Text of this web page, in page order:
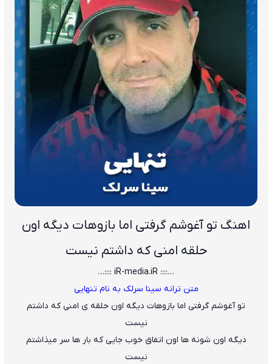
اهنگ تو آغوشم گرفتی اما بازوهات دیگه اون
حلقه امنی که داشتم نیست
…:::: iR-media.iR ::::…
متن ترانه سینا سرلک به نام تنهایی
تو آغوشم گرفتی اما بازوهات دیگه اون حلقه ی امنی که داشتم
نیست
دیگه اون شونه ها اون اتفاق خوب جایی که بار ها سر میذاشتم
نیست